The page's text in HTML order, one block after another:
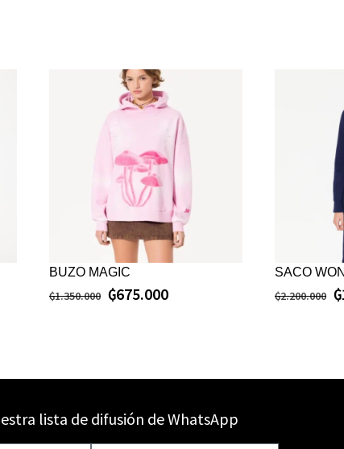
BUZO MAGIC
₲1.350.000 ₲675.000
SACO
₲2.200.000 ₲
lista de difusión de WhatsApp